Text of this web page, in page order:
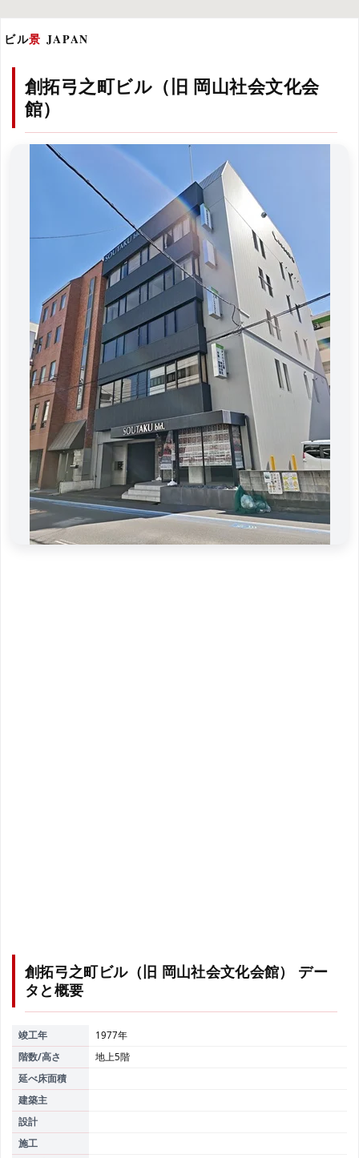
ビル景 JAPAN
創拓弓之町ビル（旧 岡山社会文化会
館）
創拓弓之町ビル（旧 岡山社会文化会館） デー
タと概要
竣工年
1977年
階数/高さ
地上5階
延べ床面積
建築主
設計
施工